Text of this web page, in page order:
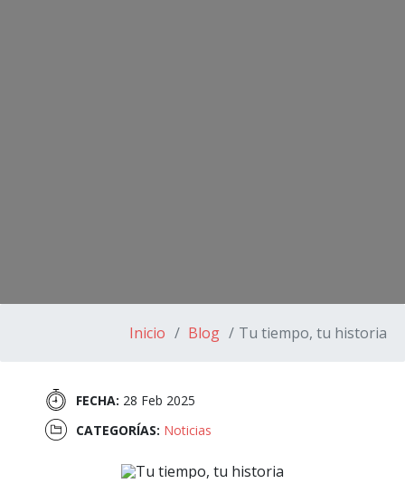
Inicio Blog Tu tiempo, tu historia
FECHA: 28 Feb 2025
CATEGORÍAS: Noticias